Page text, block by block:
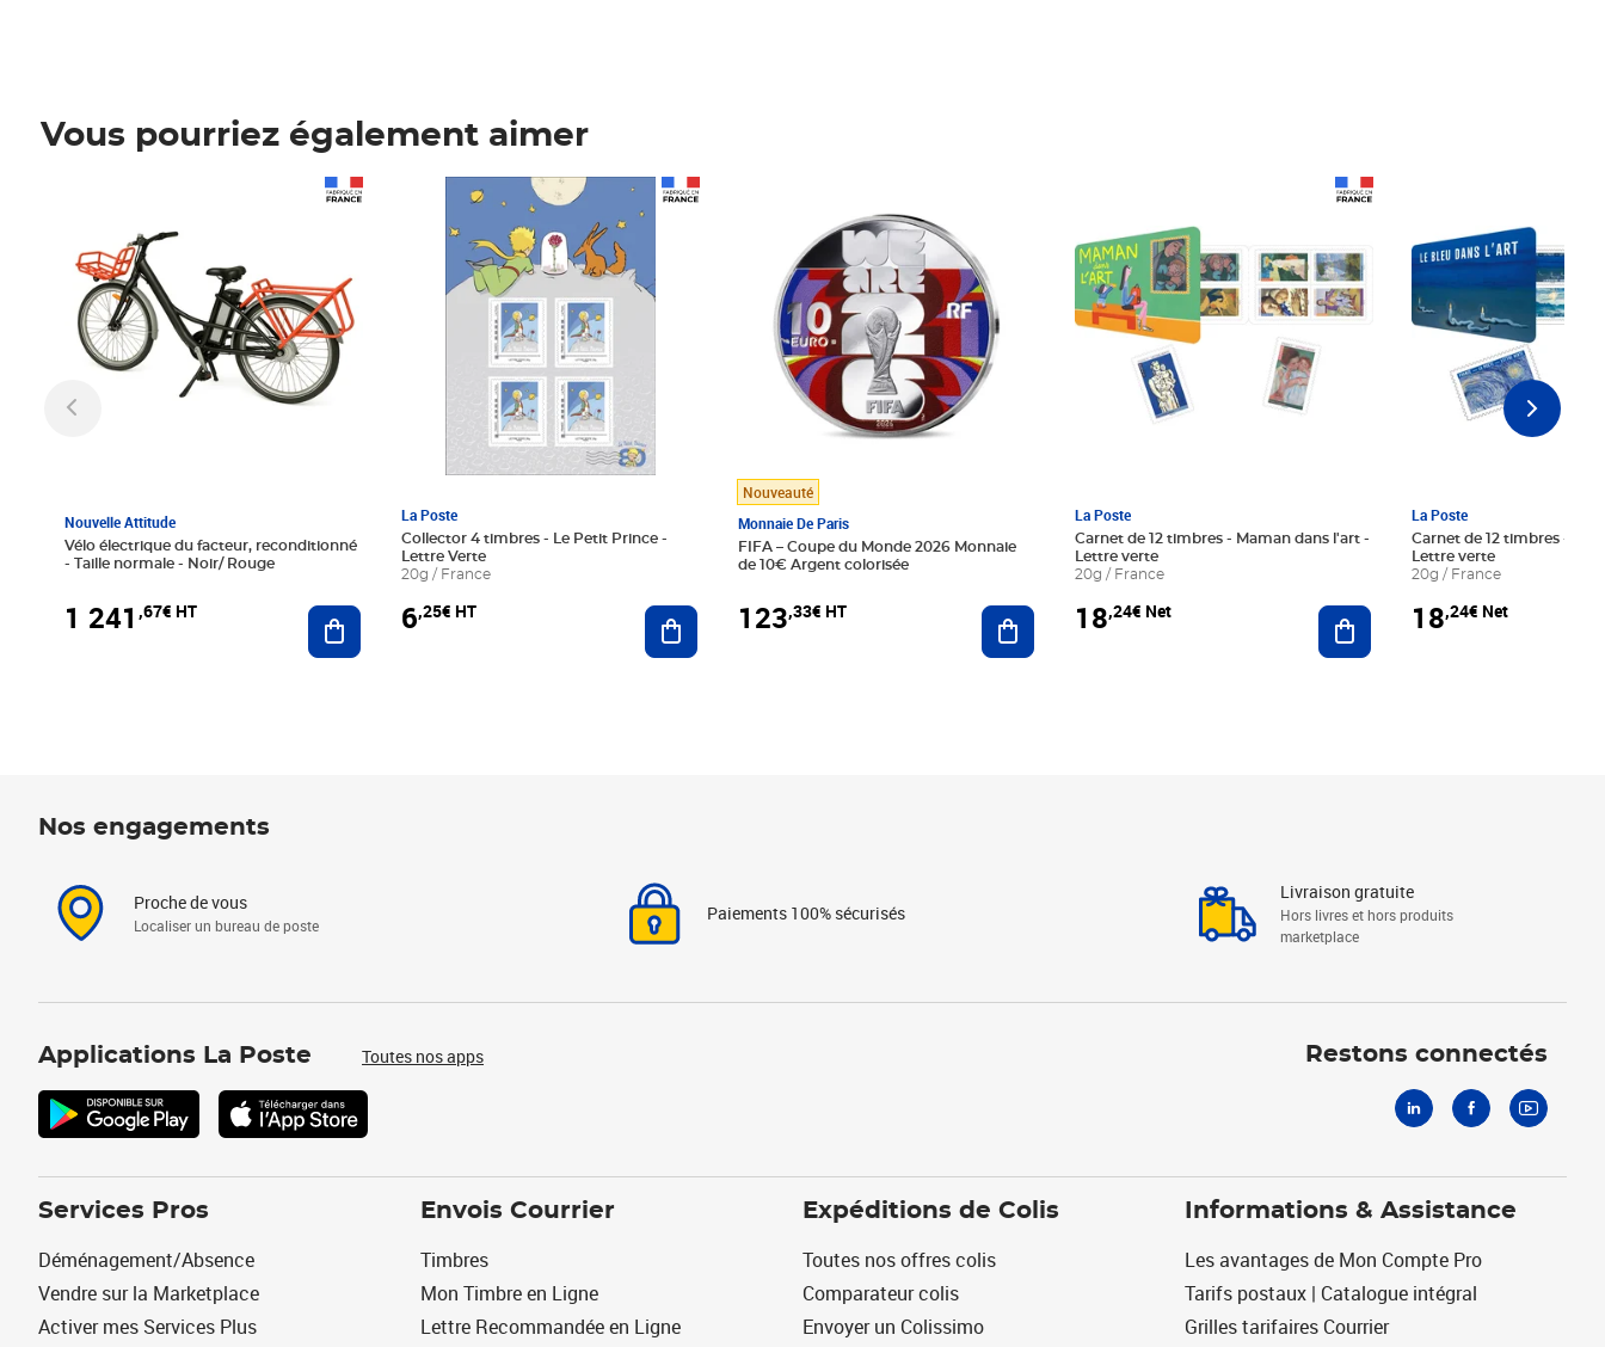
Vous pourriez également aimer
Nouvelle Attitude
Vélo électrique du facteur, reconditionné
- Taille normale - Noir/ Rouge
1 241 ,67€ HT Ajouter au panier
La Poste
Collector 4 timbres - Le Petit Prince -
Lettre Verte
20g / France
6,25€ HT
Prix 6,25€ HT
Ajouter au panier
Nouveauté
Monnaie De Paris
FIFA – Coupe du Monde 2026 Monnaie
de 10€ Argent colorisée
123,33€ HT Ajouter au panier
La Poste
Carnet de 12 timbres - Maman dans l'art -
Lettre verte
20g / France
18,24€ Net Ajouter au panier
La Poste
Carnet de 12 timbres - Le
Lettre verte
20g / France
18,24€ Net
Nos engagements
Proche de vous
Localiser un bureau de poste
Paiements 100% sécurisés
Livraison gratuite
Hors livres et hors produits
marketplace
Applications La Poste Toutes nos apps Restons connectés
Services Pros
Déménagement/Absence
Vendre sur la Marketplace
Activer mes Services Plus
Envois Courrier
Timbres
Mon Timbre en Ligne
Lettre Recommandée en Ligne
Expéditions de Colis
Toutes nos offres colis
Comparateur colis
Envoyer un Colissimo
Informations & Assistance
Les avantages de Mon Compte Pro
Tarifs postaux | Catalogue intégral
Grilles tarifaires Courrier